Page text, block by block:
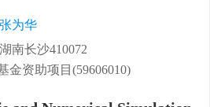
张为华
南长沙410072
金资助项目(59606010)